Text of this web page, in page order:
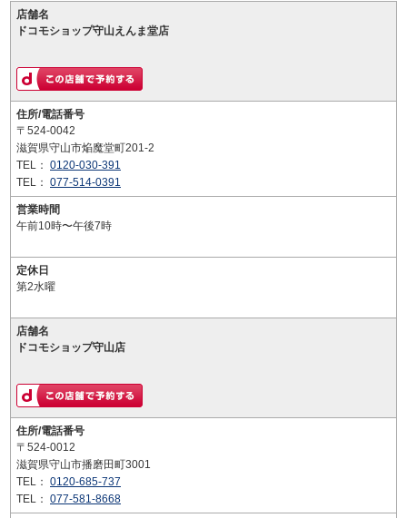
店舗名
ドコモショップ守山えんま堂店
住所/電話番号
〒524-0042
滋賀県守山市焔魔堂町201-2
TEL： 0120-030-391
TEL： 077-514-0391
営業時間
午前10時〜午後7時
定休日
第2水曜
店舗名
ドコモショップ守山店
住所/電話番号
〒524-0012
滋賀県守山市播磨田町3001
TEL： 0120-685-737
TEL： 077-581-8668